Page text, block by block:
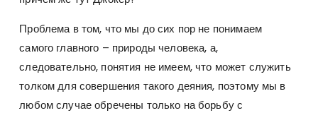
Проблема в том, что мы до сих пор не понимаем
самого главного – природы человека, а,
следовательно, понятия не имеем, что может служить
толком для совершения такого деяния, поэтому мы в
любом случае обречены только на борьбу с